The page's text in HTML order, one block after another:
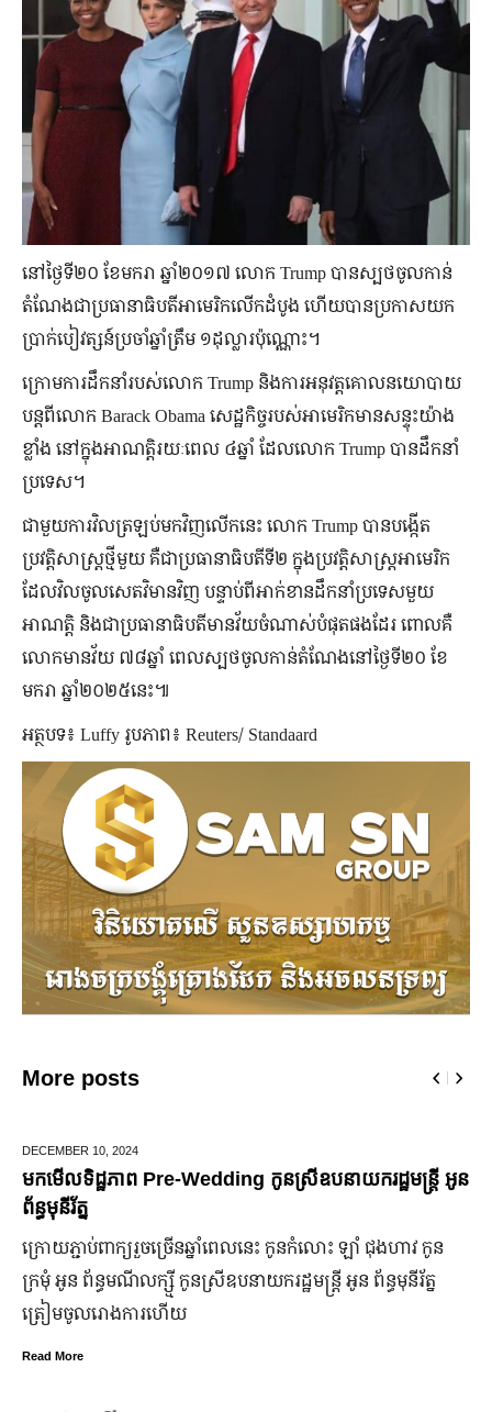
នៅថ្ងៃទី២០ ខែមករា ឆ្នាំ២០១៧ លោក Trump បានស្បថចូលកាន់
តំណែងជាប្រធានាធិបតីអាមេរិកលើកដំបូង ហើយបានប្រកាសយក
ប្រាក់បៀវត្សន៍ប្រចាំឆ្នាំត្រឹម ១ដុល្លារប៉ុណ្ណោះ។
ក្រោមការដឹកនាំរបស់លោក Trump និងការអនុវត្តគោលនយោបាយ
បន្តពីលោក Barack Obama សេដ្ឋកិច្ចរបស់អាមេរិកមានសន្ទុះយ៉ាង
ខ្លាំង នៅក្នុងអាណត្តិរយៈពេល ៤ឆ្នាំ ដែលលោក Trump បានដឹកនាំ
ប្រទេស។
ជាមួយការវិលត្រឡប់មកវិញលើកនេះ លោក Trump បានបង្កើត
ប្រវត្តិសាស្ត្រថ្មីមួយ គឺជាប្រធានាធិបតីទី២ ក្នុងប្រវត្តិសាស្ត្រអាមេរិក
ដែលវិលចូលសេតវិមានវិញ បន្ទាប់ពីអាក់ខានដឹកនាំប្រទេសមួយ
អាណត្តិ និងជាប្រធានាធិបតីមានវ័យចំណាស់បំផុតផងដែរ ពោលគឺ
លោកមានវ័យ ៧៨ឆ្នាំ ពេលស្បថចូលកាន់តំណែងនៅថ្ងៃទី២០ ខែ
មករា ឆ្នាំ២០២៥នេះ៕
អត្ថបទ៖ Luffy រូបភាព៖ Reuters/ Standaard
More posts
JUNE 25, 2024
មកដឹងប្រាក់ចំណេញសុទ្ធរបស់ក្រុមហ៊ុន Ford ពីឆ្នាំ២០១០ ដល់
ឆ្នាំ២០២៤
ក្រុមហ៊ុន Ford Motor ទទួលប្រាក់ចំណេញសរុបប្រចាំឆ្នាំមានការកើន
ឡើង បើទោះបីវិបត្តិសេដ្ឋកិច្ចពិភពលោកមិនទាន់មានស្ថានភាពល្អ
ប្រសើរ។
Read More